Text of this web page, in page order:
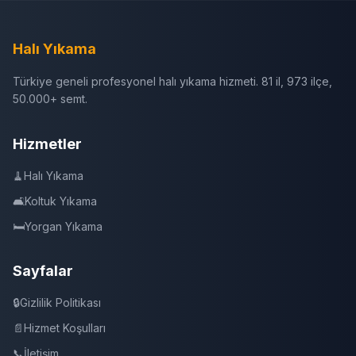
Halı Yıkama
Türkiye geneli profesyonel halı yıkama hizmeti. 81 il, 973 ilçe,
50.000+ semt.
Hizmetler
🧹Halı Yıkama
🛋️Koltuk Yıkama
🛏️Yorgan Yıkama
Sayfalar
🔒Gizlilik Politikası
📄Hizmet Koşulları
📞İletişim